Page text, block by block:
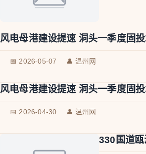
风电母港建设提速 洞头一季度固
📅 2026-05-07 👤 温州网
风电母港建设提速 洞头一季度固
📅 2026-04-30 👤 温州网
330国道